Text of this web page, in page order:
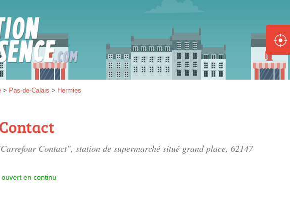
> Pas-de-Calais > Hermies
Contact", station de supermarché situé grand place, 62147
ouvert en continu
Gazole :
Disponible Épuisé
SP 98 :
SP 95 :
Disponible Épuisé